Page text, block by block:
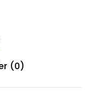
(0)